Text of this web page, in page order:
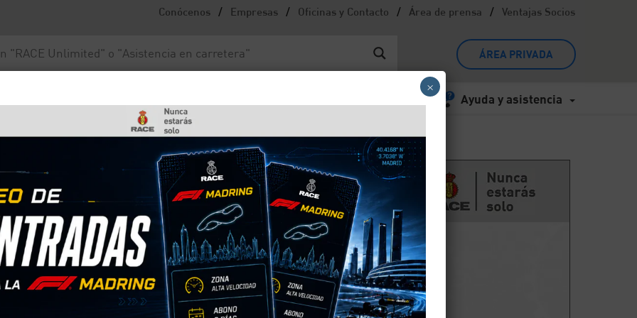
Conócenos / Empresas / Oficinas y Contacto / Área de prensa / Ventajas Socios
ÁREA PRIVADA
Ayuda y asistencia
de 2 ruedas
de 2 ruedas
×